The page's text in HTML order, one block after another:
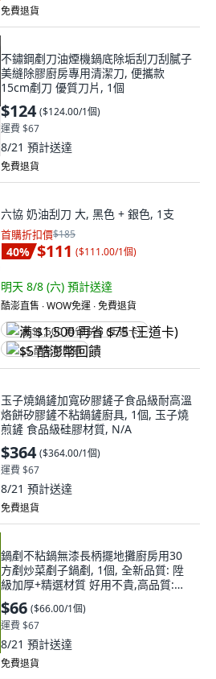
免費退貨
不鏽鋼剷刀油煙機鍋底除垢刮刀刮膩子
美縫除膠廚房專用清潔刀, 便攜款
15cm剷刀 優質刀片, 1個
$124 ($124.00/1個)
運費 $67
8/21 預計送達
免費退貨
六協 奶油刮刀 大, 黑色 + 銀色, 1支
首購折扣價$185
40% $111 ($111.00/1個)
明天 8/8 (六) 預計送達
酷澎直售 ∙ WOW免運 ∙ 免費退貨
满 $1,500 再省 $75 (王道卡)
$5 酷澎幣回饋
玉子燒鍋鏟加寬矽膠鏟子食品級耐高溫
烙餅矽膠鏟不粘鍋鏟廚具, 1個, 玉子燒
煎鏟 食品級硅膠材質, N/A
$364 ($364.00/1個)
運費 $67
8/21 預計送達
免費退貨
鍋剷不粘鍋無漆長柄擺地攤廚房用30
方剷炒菜剷子鍋剷, 1個, 全新品質: 陞
級加厚+精選材質 好用不貴,高品質:不
粘鍋 1個裝 陞級長柄 廚房必
$66 ($66.00/1個)
運費 $67
8/21 預計送達
免費退貨